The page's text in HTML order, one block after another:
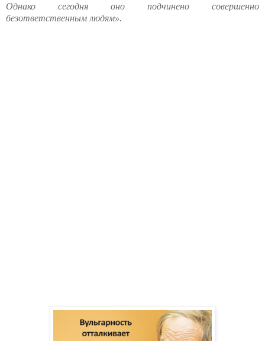
Однако сегодня оно подчинено совершенно
безответственным людям».